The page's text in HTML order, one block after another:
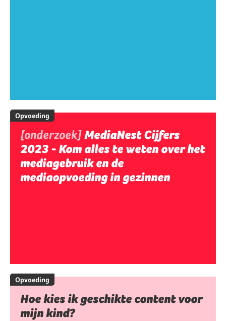
Opvoeding
[onderzoek]MediaNest Cijfers
2023 - Kom alles te weten over het
mediagebruik en de
mediaopvoeding in gezinnen
Opvoeding
Hoe kies ik geschikte content voor
mijn kind?